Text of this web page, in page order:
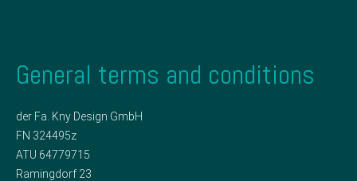
General terms and conditions
der Fa. Kny Design GmbH
FN 324495z
ATU 64779715
Ramingdorf 23